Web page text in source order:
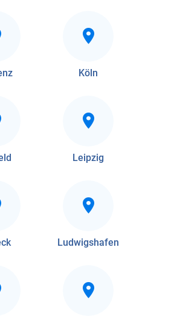
Köln
Leipzig
Ludwigshafen